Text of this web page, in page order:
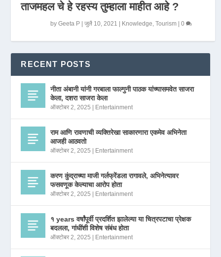
ताजमहल चे हे रहस्य तुम्हाला माहीत आहे ?
byGeeta P |जुलै 10, 2021 Knowledge,Tourism |0
RECENT POSTS
नीता अंबानी यांनी गरबाला फाल्गुनी पाठक यांच्यासमवेत साजरा
केला, दशरा साजरा केला
ऑक्टोबर 2, 2025 Entertainment
राम आणि रावणाची व्यक्तिरेखा साकारणारा एकमेव अभिनेता
आजही आठवतो
ऑक्टोबर 2, 2025 Entertainment
करण कुंद्राच्या माजी गर्लफ्रेंडला रागावले, अभिनेत्यावर
फसवणूक केल्याचा आरोप होता
ऑक्टोबर 2, 2025 Entertainment
१ years वर्षांपूर्वी प्रदर्शित झालेल्या या चित्रपटाचा प्रेक्षक
बदलला, गांधींशी विशेष संबंध होता
ऑक्टोबर 2, 2025 Entertainment